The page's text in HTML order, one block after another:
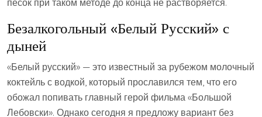
Безалкогольный «Белый Русский» с
дыней
«Белый русский» — это известный за рубежом молочный
коктейль с водкой, который прославился тем, что его
обожал попивать главный герой фильма «Большой
Лебовски». Однако сегодня я предложу вариант без